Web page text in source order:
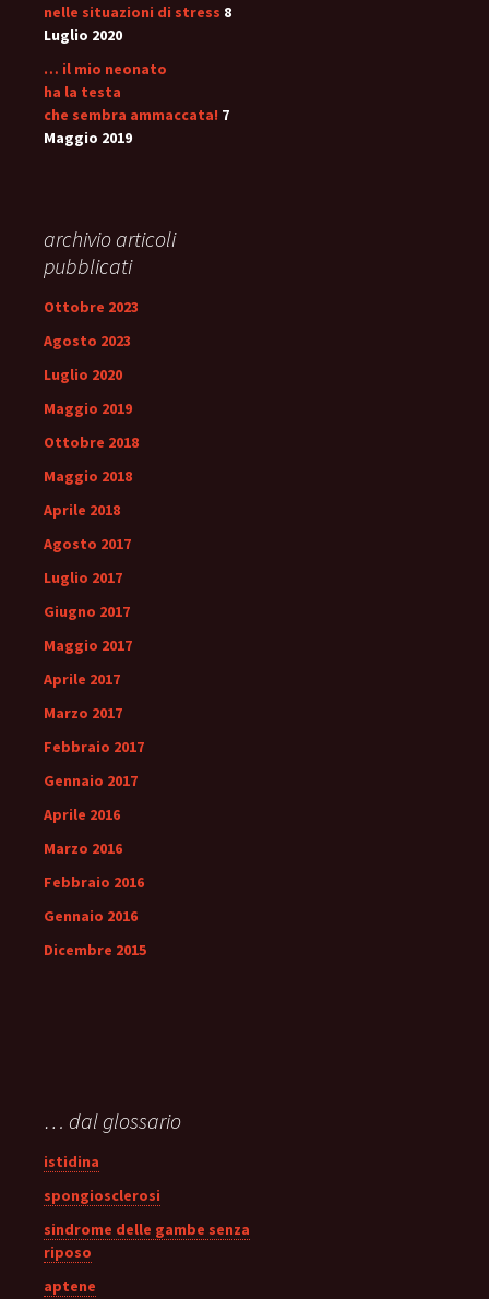
nelle situazioni di stress 8
Luglio 2020
… il mio neonato
ha la testa
che sembra ammaccata! 7
Maggio 2019
archivio articoli
pubblicati
Ottobre 2023
Agosto 2023
Luglio 2020
Maggio 2019
Ottobre 2018
Maggio 2018
Aprile 2018
Agosto 2017
Luglio 2017
Giugno 2017
Maggio 2017
Aprile 2017
Marzo 2017
Febbraio 2017
Gennaio 2017
Aprile 2016
Marzo 2016
Febbraio 2016
Gennaio 2016
Dicembre 2015
… dal glossario
istidina
spongiosclerosi
sindrome delle gambe senza
riposo
aptene